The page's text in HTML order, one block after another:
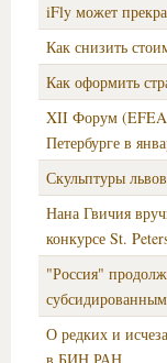
iFly может
Как снизить
Как оформить
XII Форум (EFEA)
Петербурге в
Скульптуры
Нана Гвичия
конкурсе St.
"Россия"
О редких и